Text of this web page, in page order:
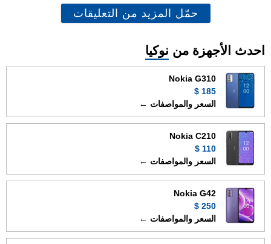
حمّل المزيد من التعليقات
احدث الأجهزة من نوكيا
Nokia G310
185 $
السعر والمواصفات ←
Nokia C210
110 $
السعر والمواصفات ←
Nokia G42
250 $
السعر والمواصفات ←